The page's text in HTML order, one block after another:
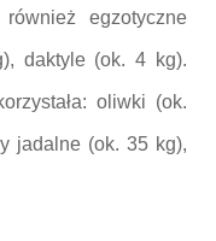
egzotyczne
daktyle (ok. 4 kg).
oliwki (ok.
jadalne (ok. 35 kg),